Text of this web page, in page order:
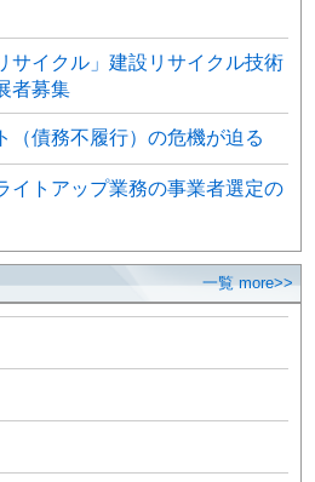
サイクル」建設リサイクル技術
者募集
（債務不履行）の危機が迫る
イトアップ業務の事業者選定の
一覧 more>>